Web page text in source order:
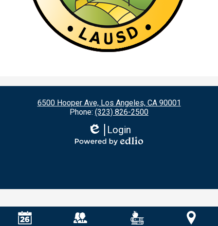
6500 Hooper Ave, Los Angeles, CA 90001
Phone: (323) 826-2500
Edlio
Login